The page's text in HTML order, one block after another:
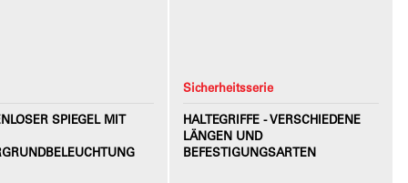
SPIEGEL MIT
Sicherheitsserie
HALTEGRIFFE - VERSCHIEDENE
LÄNGEN UND
BEFESTIGUNGSARTEN